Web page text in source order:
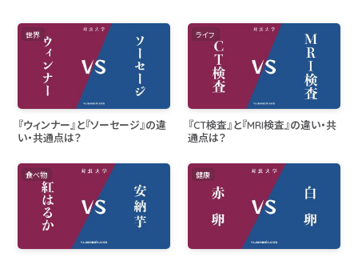
世界
『ウィンナー』と『ソーセージ』の違
い・共通点は？
ライフ
『CT検査』と『MRI検査』の違い・共
通点は？
食べ物 健康